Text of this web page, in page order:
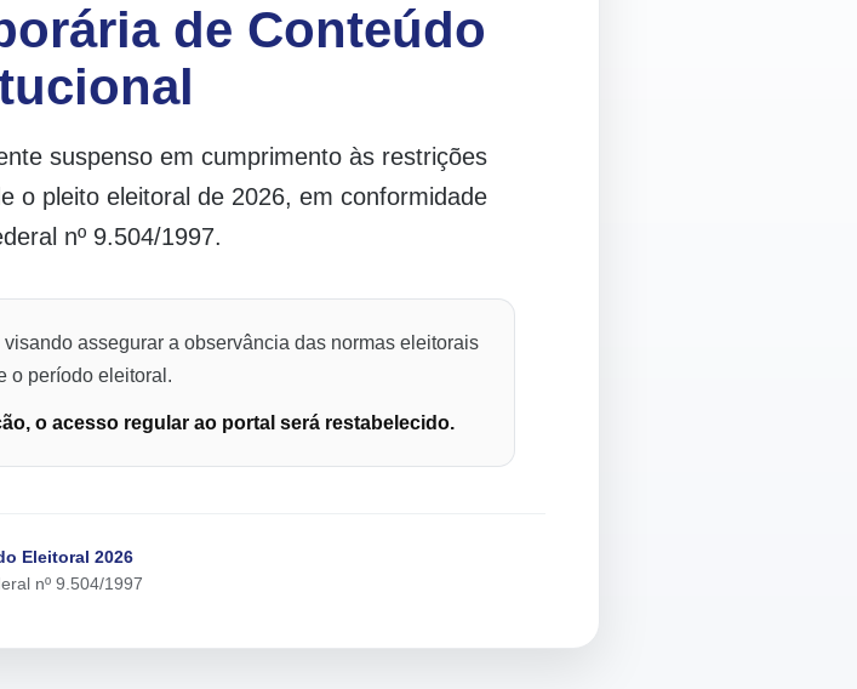
de Conteúdo
suspenso em cumprimento às restrições
o pleito eleitoral de 2026, em conformidade
nº 9.504/1997.
assegurar a observância das normas eleitorais
o período eleitoral.
o acesso regular ao portal será restabelecido.
Eleitoral 2026
nº 9.504/1997